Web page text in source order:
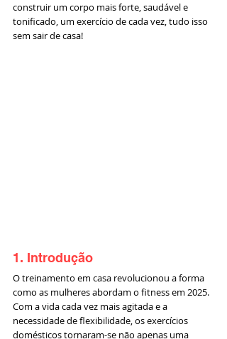
construir um corpo mais forte, saudável e
tonificado, um exercício de cada vez, tudo isso
sem sair de casa!
1. Introdução
O treinamento em casa revolucionou a forma
como as mulheres abordam o fitness em 2025.
Com a vida cada vez mais agitada e a
necessidade de flexibilidade, os exercícios
domésticos tornaram-se não apenas uma